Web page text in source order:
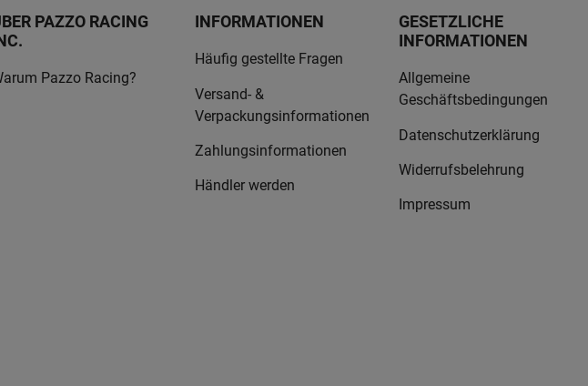
PAZZO RACING
Pazzo Racing?
INFORMATIONEN
Häufig gestellte Fragen
Versand- &
Verpackungsinformationen
Zahlungsinformationen
Händler werden
GESETZLICHE
INFORMATIONEN
Allgemeine
Geschäftsbedingungen
Datenschutzerklärung
Widerrufsbelehrung
Impressum